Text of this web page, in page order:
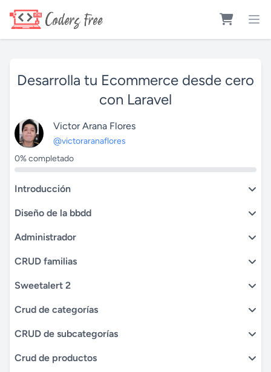
Desarrolla tu Ecommerce desde cero
con Laravel
Victor Arana Flores
@victoraranaflores
0% completado
Introducción
Diseño de la bbdd
Administrador
CRUD familias
Sweetalert 2
Crud de categorías
CRUD de subcategorías
Crud de productos